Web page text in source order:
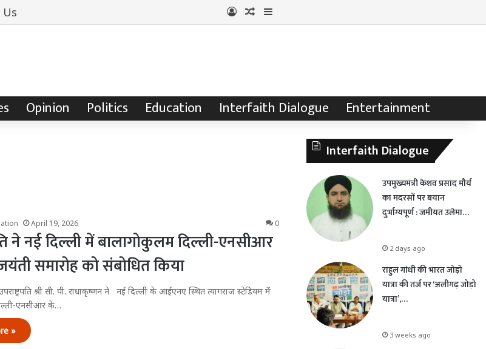
Log InRandom Article
Opinion Politics Education Interfaith Dialogue Entertainment
April 19, 2026 0
ने नई दिल्ली में बालागोकुलम दिल्ली-एनसीआर
समारोह को संबोधित किया
श्री सी. पी. राधाकृष्णन ने नई दिल्ली के आईएनए स्थित त्यागराज स्टेडियम में
एनसीआर के…
»
Interfaith Dialogue
उपमुख्यमंत्री केशव प्रसाद मौर्य
का मदरसों पर बयान
दुर्भाग्यपूर्ण : जमीयत उलेमा…
2 days ago
राहुल गांधी की भारत जोड़ो
यात्रा की तर्ज पर ‘अलीगढ़ जोड़ो
यात्रा’,…
3 weeks ago